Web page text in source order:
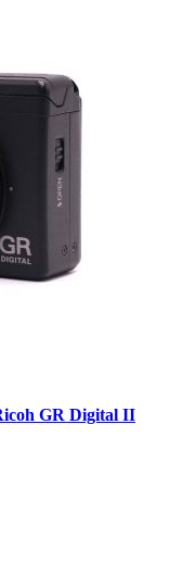
GR Digital II